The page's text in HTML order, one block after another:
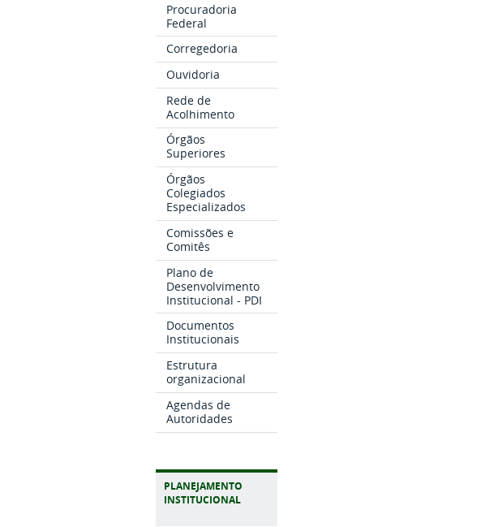
Procuradoria
Federal
Corregedoria
Ouvidoria
Rede de
Acolhimento
Órgãos
Superiores
Órgãos
Colegiados
Especializados
Comissões e
Comitês
Plano de
Desenvolvimento
Institucional - PDI
Documentos
Institucionais
Estrutura
organizacional
Agendas de
Autoridades
PLANEJAMENTO
INSTITUCIONAL